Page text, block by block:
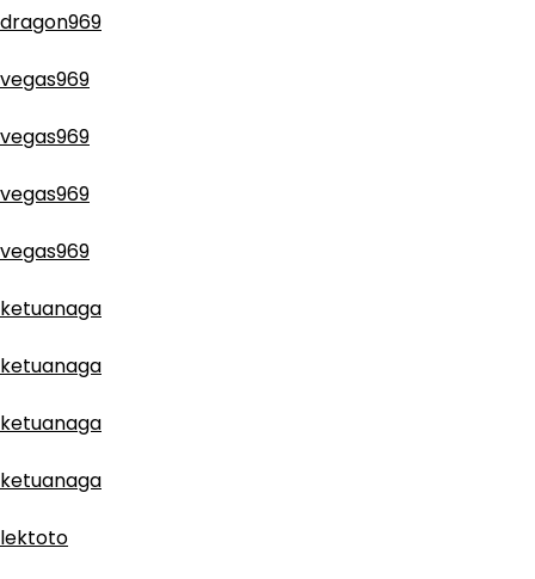
dragon969
vegas969
vegas969
vegas969
vegas969
ketuanaga
ketuanaga
ketuanaga
ketuanaga
lektoto